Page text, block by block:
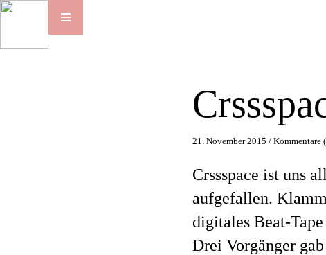
21. November 2015 /Kommentare
Crssspace ist uns
aufgefallen.
digitales Beat-
Drei Vorgänger